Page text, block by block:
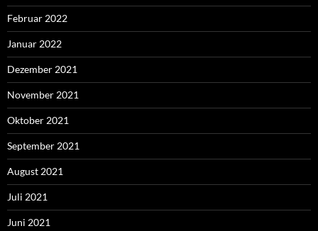
Februar 2022
Januar 2022
Dezember 2021
November 2021
Oktober 2021
September 2021
August 2021
Juli 2021
Juni 2021